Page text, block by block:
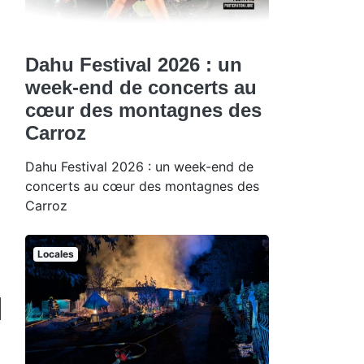
Dahu Festival 2026 : un
week-end de concerts au
cœur des montagnes des
Carroz
Dahu Festival 2026 : un week-end de
concerts au cœur des montagnes des
Carroz
Locales